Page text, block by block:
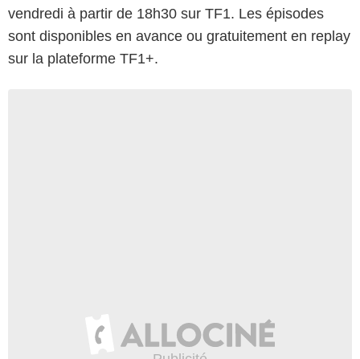
vendredi à partir de 18h30 sur TF1. Les épisodes
sont disponibles en avance ou gratuitement en replay
sur la plateforme TF1+.